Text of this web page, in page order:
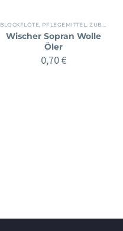
BLOCKFLÖTE PFLEGEMITTEL ,ZUBEHÖR
Wischer Sopran Wolle
Öler
0,70€